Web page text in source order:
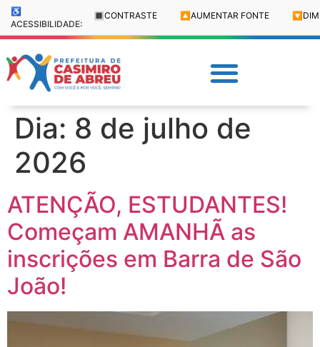
♿
ACESSIBILIDADE:
🔳 CONTRASTE 🔼 AUMENTAR FONTE 🔽
Dia: 8 de julho de
2026
ATENÇÃO, ESTUDANTES!
Começam AMANHÃ as
inscrições em Barra de São
João!